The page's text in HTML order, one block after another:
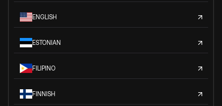
ENGLISH
ESTONIAN
FILIPINO
FINNISH